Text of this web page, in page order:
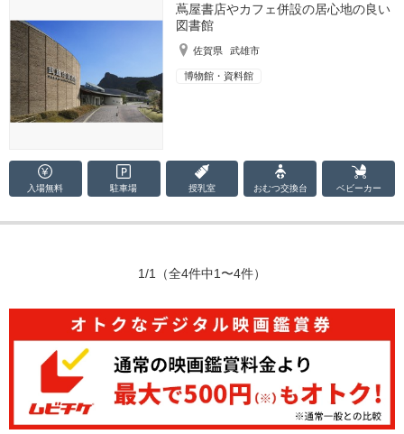
蔦屋書店やカフェ併設の居心地の良い
図書館
佐賀県 武雄市
博物館・資料館
入場無料 駐車場 授乳室 おむつ交換台 ベビーカー
1/1 （全4件中1〜4件）